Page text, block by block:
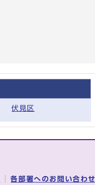
伏見区
各部署へのお問い合わせ